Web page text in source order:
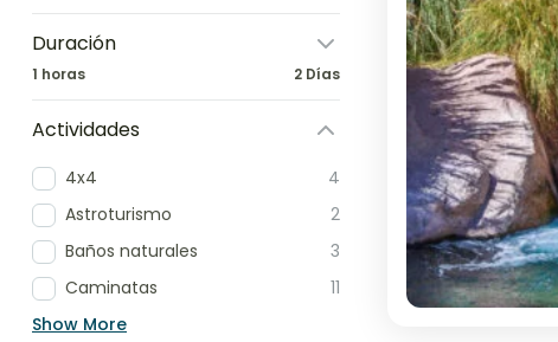
Duración
1 horas 2 Días
Actividades
4x4
4
Astroturismo
2
Baños naturales
3
Caminatas
11
Show More